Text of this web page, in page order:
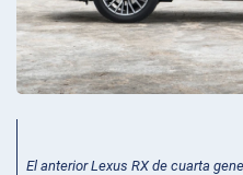
El anterior Lexus RX de cuarta